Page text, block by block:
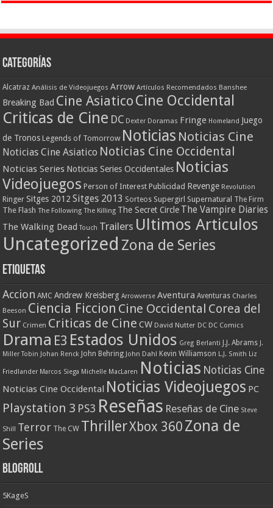
Categorías
Alcatraz Análisis de Videojuegos Arrow Artículos Recomendados Banshee
Breaking Bad Cine AsiaticoCine Occidental
Criticas de Cine DC Dexter Doramas Fringe Homeland Juego
de Tronos Legends of Tomorrow Noticias Noticias Cine
Noticias Cine Asiatico Noticias Cine Occidental
Noticias Series Noticias Series Occidentales Noticias
Videojuegos Person of Interest Publicidad Revenge Revolution
Ringer Sitges 2012 Sitges 2013 Sorteos Supergirl Supernatural The Firm
The Flash The Following The Killing The Secret Circle The Vampire Diaries
The Walking Dead Touch Trailers Ultimos Articulos
Uncategorized Zona de Series
Etiquetas
Accion AMC Andrew Kreisberg Arrowverse Aventura Aventuras Charles
Beeson Ciencia Ficcion Cine Occidental Corea del
Sur Crimen Criticas de Cine CW David Nutter DC DC Comics
Drama E3 Estados Unidos Greg Berlanti J.J. Abrams J.
Miller Tobin Johan Renck John Behring John Dahl Kevin Williamson L.J. Smith Liz
Friedlander Marcos Siega Michelle MacLaren Noticias Noticias Cine
Noticias Cine Occidental Noticias Videojuegos PC
Playstation 3 PS3 Reseñas Reseñas de Cine Steve
Shill Terror The CW ThrillerXbox 360 Zona de
Series
Blogroll
5KageS